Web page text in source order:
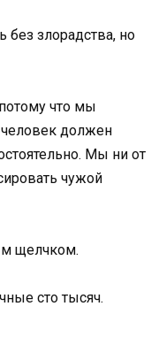
злорадства, но
что мы
должен
Мы ни от
чужой
щелчком.
сто тысяч.